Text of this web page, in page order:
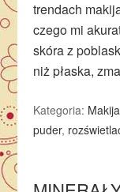
trendach
czego mi
skóra z
niż płaska,
Kategoria:
puder,